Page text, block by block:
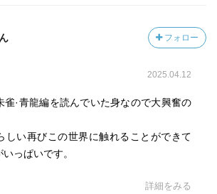
フォロー
2025.04.12
雀·青龍編を読んでいた身なので大興奮の
しい再びこの世界に触れることができて
っぱいです。
詳細をみる